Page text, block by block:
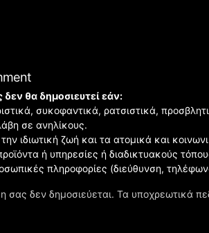
σας δεν δημοσιεύεται. Τα υποχρεωτικά
θα δημοσιευτεί εάν:
συκοφαντικά, ρατσιστικά,
σε ανηλίκους.
ιδιωτική ζωή και τα ατομικά και
ή υπηρεσίες ή διαδικτυακούς
πληροφορίες (διεύθυνση,